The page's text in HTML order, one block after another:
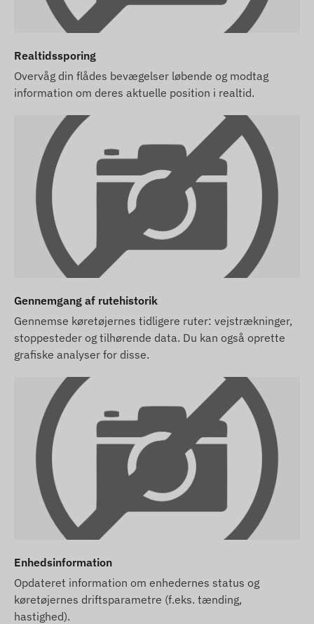
Realtidssporing
Overvåg din flådes bevægelser løbende og modtag
information om deres aktuelle position i realtid.
Gennemgang af rutehistorik
Gennemse køretøjernes tidligere ruter: vejstrækninger,
stoppesteder og tilhørende data. Du kan også oprette
grafiske analyser for disse.
Enhedsinformation
Opdateret information om enhedernes status og
køretøjernes driftsparametre (f.eks. tænding,
hastighed).